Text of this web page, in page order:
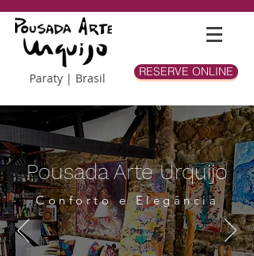
Paraty | Brasil RESERVE ONLINE
Pousada Arte Urquijo
Conforto e Elegância